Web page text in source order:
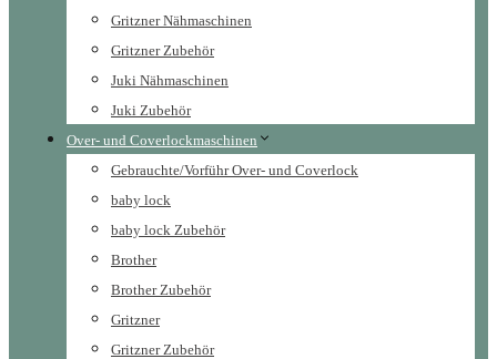
Gritzner Nähmaschinen
Gritzner Zubehör
Juki Nähmaschinen
Juki Zubehör
Over- und Coverlockmaschinen
Gebrauchte/Vorführ Over- und Coverlock
baby lock
baby lock Zubehör
Brother
Brother Zubehör
Gritzner
Gritzner Zubehör